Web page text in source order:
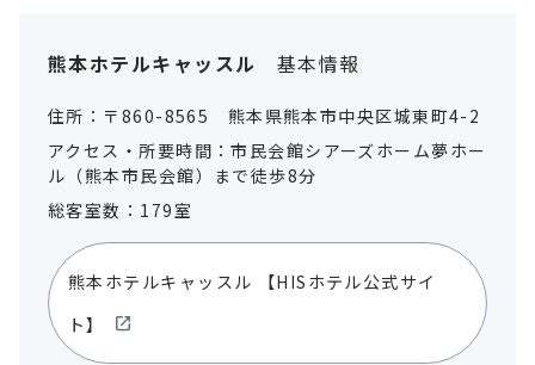
熊本ホテルキャッスル 基本情報
住所：〒860-8565 熊本県熊本市中央区城東町4-2
アクセス・所要時間：市民会館シアーズホーム夢ホー
ル（熊本市民会館）まで徒歩8分
総客室数：179室
熊本ホテルキャッスル 【HISホテル公式サイ
ト】